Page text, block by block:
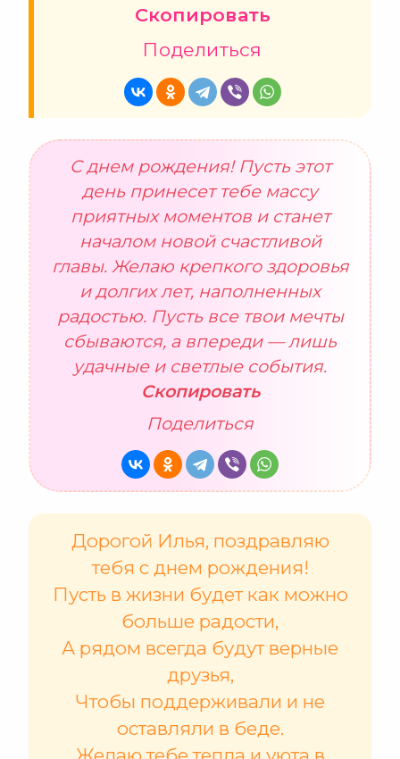
Скопировать
Поделиться
С днем рождения! Пусть этот
день принесет тебе массу
приятных моментов и станет
началом новой счастливой
главы. Желаю крепкого здоровья
и долгих лет, наполненных
радостью. Пусть все твои мечты
сбываются, а впереди — лишь
удачные и светлые события.
Скопировать
Поделиться
Дорогой Илья, поздравляю
тебя с днем рождения!
Пусть в жизни будет как можно
больше радости,
А рядом всегда будут верные
друзья,
Чтобы поддерживали и не
оставляли в беде.